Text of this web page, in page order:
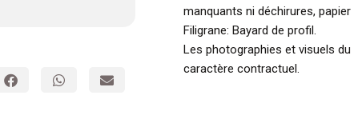
manquants ni déchirures,
Filigrane: Bayard de profil.
Les photographies et visuels
caractère contractuel.